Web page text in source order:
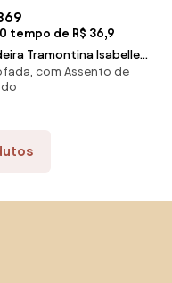
tempo de R$ 36,9
Tramontina Isabelle
em Polipropileno e
de Vidro
com Assento de